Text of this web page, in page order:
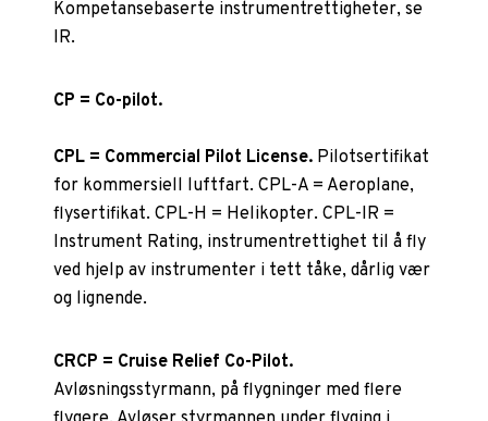
Kompetansebaserte instrumentrettigheter, se
IR.
CP = Co-pilot.
CPL = Commercial Pilot License. Pilotsertifikat
for kommersiell luftfart. CPL-A = Aeroplane,
flysertifikat. CPL-H = Helikopter. CPL-IR =
Instrument Rating, instrumentrettighet til å fly
ved hjelp av instrumenter i tett tåke, dårlig vær
og lignende.
CRCP = Cruise Relief Co-Pilot.
Avløsningsstyrmann, på flygninger med flere